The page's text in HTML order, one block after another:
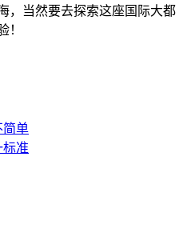
，当然要去探索这座国际大都
！
简单
标准